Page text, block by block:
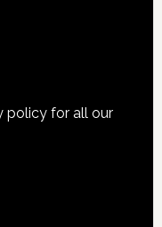
policyfor all our